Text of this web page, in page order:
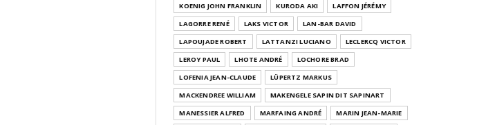
KOENIG JOHN FRANKLIN
KURODA AKI
LAFFON JÉRÉMY
LAGORRE RENÉ
LAKS VICTOR
LAN-BAR DAVID
LAPOUJADE ROBERT
LATTANZI LUCIANO
LECLERCQ VICTOR
LEROY PAUL
LHOTE ANDRÉ
LOCHORE BRAD
LOFENIA JEAN-CLAUDE
LÜPERTZ MARKUS
MACKENDREE WILLIAM
MAKENGELE SAPIN DIT SAPINART
MANESSIER ALFRED
MARFAING ANDRÉ
MARIN JEAN-MARIE